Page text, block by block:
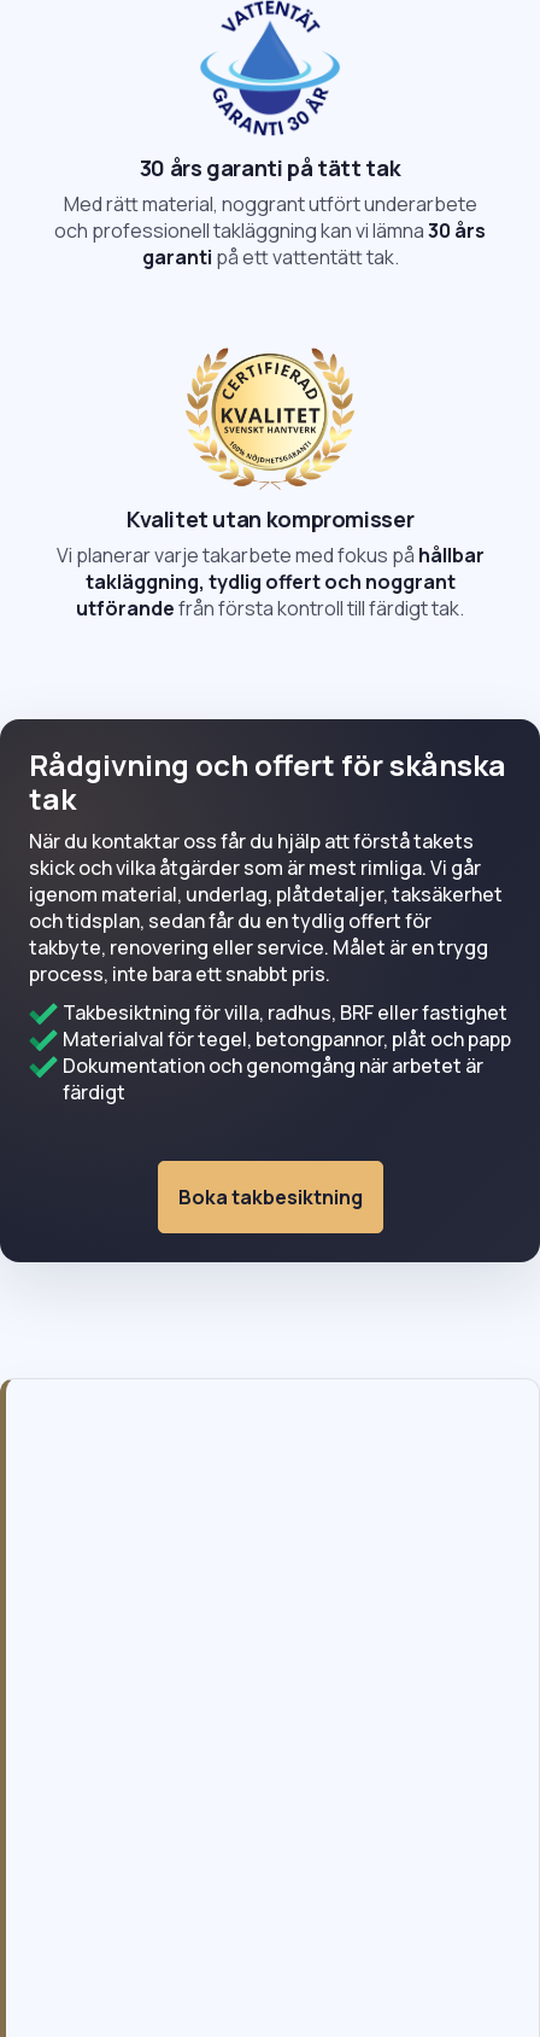
30 års garanti på tätt tak
Med rätt material, noggrant utfört underarbete
och professionell takläggning kan vi lämna30 års
garanti på ett vattentätt tak.
Kvalitet utan kompromisser
Vi planerar varje takarbete med fokus på hållbar
takläggning, tydlig offert och noggrant
utförandefrån första kontroll till färdigt tak.
Rådgivning och offert för skånska
tak
När du kontaktar oss får du hjälp att förstå takets
skick och vilka åtgärder som är mest rimliga. Vi går
igenom material, underlag, plåtdetaljer, taksäkerhet
och tidsplan, sedan får du en tydlig offert för
takbyte, renovering eller service. Målet är en trygg
process, inte bara ett snabbt pris.
Takbesiktning för villa, radhus, BRF eller fastighet
Materialval för tegel, betongpannor, plåt och papp
Dokumentation och genomgång när arbetet är
färdigt
Boka takbesiktning